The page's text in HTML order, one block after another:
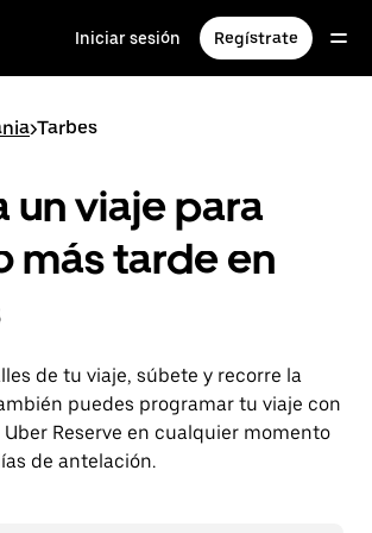
Iniciar sesión Regístrate
>Tarbes
un viaje para
más tarde en
de tu viaje, súbete y recorre la
puedes programar tu viaje con
Reserve en cualquier momento
de antelación.